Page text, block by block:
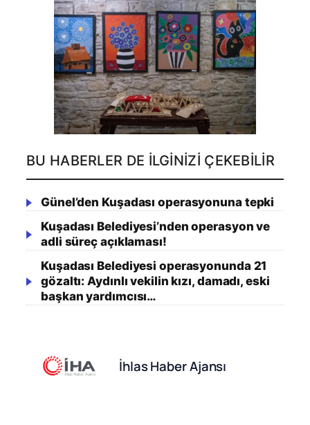
BU HABERLER DE İLGINIZI ÇEKEBILIR
Günel’den Kuşadası operasyonuna tepki
Kuşadası Belediyesi’nden operasyon ve
adli süreç açıklaması!
Kuşadası Belediyesi operasyonunda 21
gözaltı: Aydınlı vekilin kızı, damadı, eski
başkan yardımcısı…
İhlas Haber Ajansı